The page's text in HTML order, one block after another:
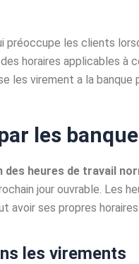
préoccupe les clients
horaires applicables
les virement a la banque
les
heures de travail
jour ouvrable. Les
avoir ses propres
les virements